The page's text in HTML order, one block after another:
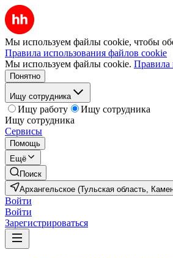
Мы используем файлы cookie, чтобы
Правила использования файлов cookie
Мы используем файлы cookie. Правила
Понятно
Ищу сотрудника
Ищу работу
Ищу сотрудника
Ищу сотрудника
Сервисы
Помощь
Ещё
Поиск
Архангельское (Тульская область,
Войти
Войти
Зарегистрироваться